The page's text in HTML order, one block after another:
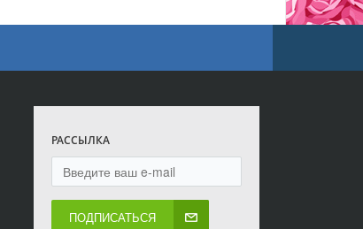
РАССЫЛКА
ПОДПИСАТЬСЯ